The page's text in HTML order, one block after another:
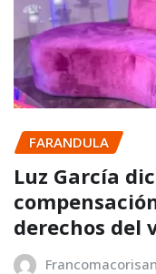
FARANDULA
Luz García
derechos del